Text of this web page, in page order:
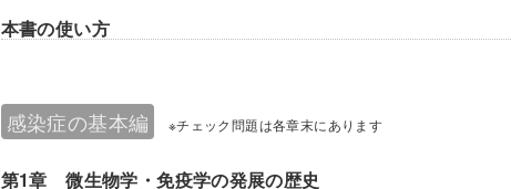
本書の使い方
感染症の基本編 ※チェック問題は各章末にあります
第1章 微生物学・免疫学の発展の歴史